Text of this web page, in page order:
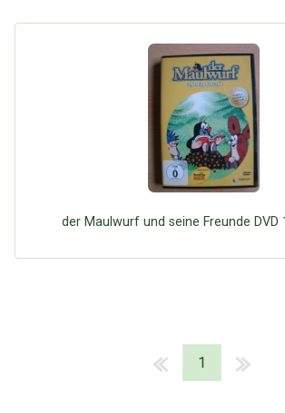
der Maulwurf und seine Freunde DVD
1